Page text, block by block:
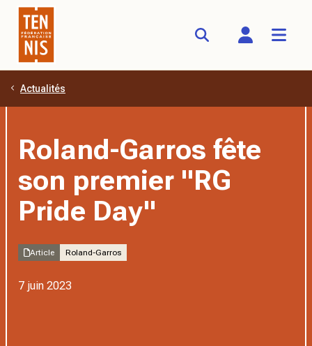
Aller au contenu principal
Actualités
Roland-Garros fête
son premier "RG
Pride Day"
Article Roland-Garros
7 juin 2023